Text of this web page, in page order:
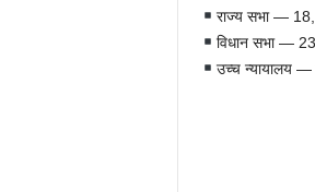
राज्य सभा — 18,
विधान सभा —
उच्च न्यायालय —